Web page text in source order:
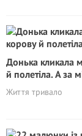
Донька кликала
й полетіла. А за
Життя тривало